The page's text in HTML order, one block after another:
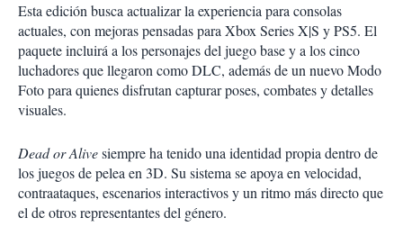
Esta edición busca actualizar la experiencia para consolas
actuales, con mejoras pensadas para Xbox Series X|S y PS5. El
paquete incluirá a los personajes del juego base y a los cinco
luchadores que llegaron como DLC, además de un nuevo Modo
Foto para quienes disfrutan capturar poses, combates y detalles
visuales.
Dead or Alivesiempre ha tenido una identidad propia dentro de
los juegos de pelea en 3D. Su sistema se apoya en velocidad,
contraataques, escenarios interactivos y un ritmo más directo que
el de otros representantes del género.